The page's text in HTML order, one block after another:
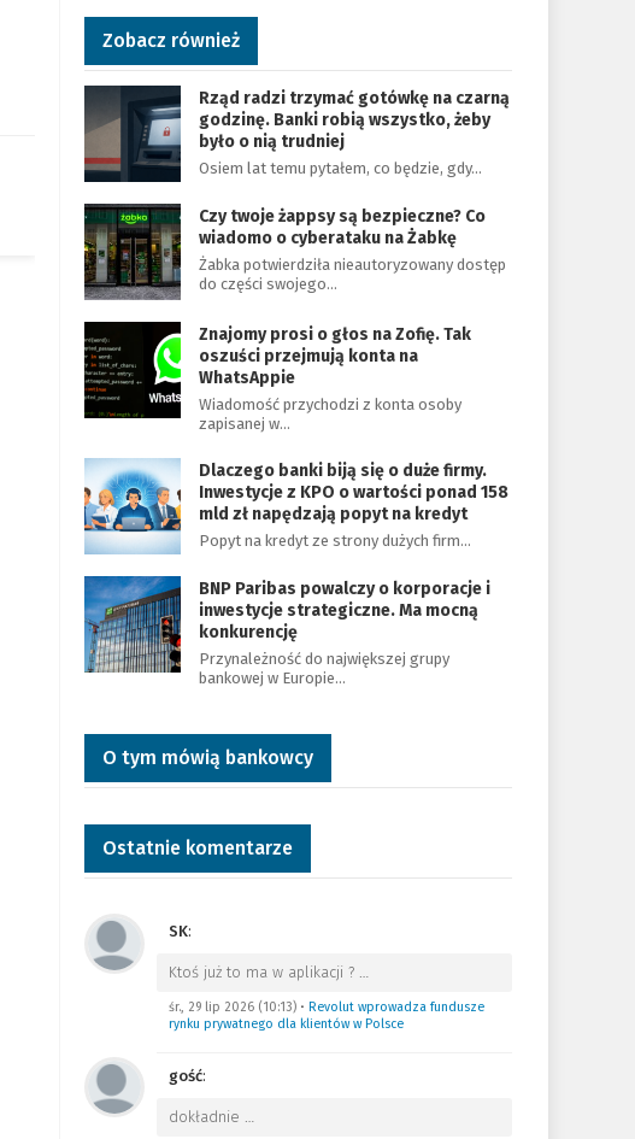
Zobacz również
Rząd radzi trzymać gotówkę na czarną
godzinę. Banki robią wszystko, żeby
było o nią trudniej
Osiem lat temu pytałem, co będzie, gdy…
Czy twoje żappsy są bezpieczne? Co
wiadomo o cyberataku na Żabkę
Żabka potwierdziła nieautoryzowany dostęp
do części swojego…
Znajomy prosi o głos na Zofię. Tak
oszuści przejmują konta na
WhatsAppie
Wiadomość przychodzi z konta osoby
zapisanej w…
Dlaczego banki biją się o duże firmy.
Inwestycje z KPO o wartości ponad 158
mld zł napędzają popyt na kredyt
Popyt na kredyt ze strony dużych firm…
BNP Paribas powalczy o korporacje i
inwestycje strategiczne. Ma mocną
konkurencję
Przynależność do największej grupy
bankowej w Europie…
O tym mówią bankowcy
Ostatnie komentarze
SK:
Ktoś już to ma w aplikacji ? …
śr., 29 lip 2026 (10:13)• Revolut wprowadza fundusze
rynku prywatnego dla klientów w Polsce
gość:
dokładnie …